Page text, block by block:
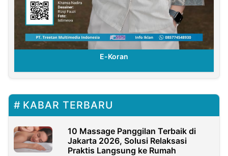
E-Koran
KABAR TERBARU
10 Massage Panggilan Terbaik di
Jakarta 2026, Solusi Relaksasi
Praktis Langsung ke Rumah